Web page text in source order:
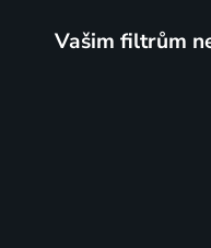
Vašim filtrům